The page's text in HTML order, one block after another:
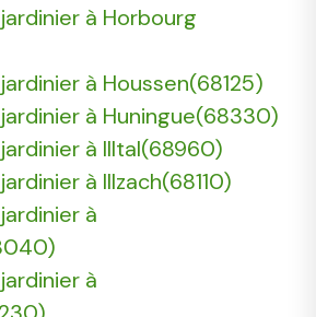
jardinier à Horbourg
jardinier à Houssen(68125)
jardinier à Huningue(68330)
jardinier à Illtal(68960)
jardinier à Illzach(68110)
jardinier à
jardinier à